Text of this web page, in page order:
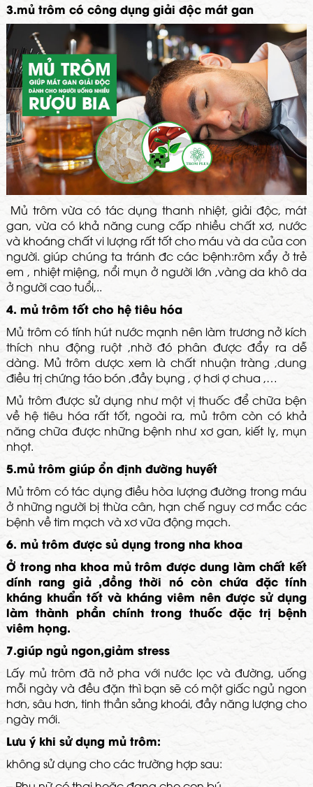
3.mủ trôm có công dụng giải độc mát gan
Mủ trôm vừa có tác dụng thanh nhiệt, giải độc, mát
gan, vừa có khả năng cung cấp nhiều chất xơ, nước
và khoáng chất vi lượng rất tốt cho máu và da của con
người. giúp chúng ta tránh đc các bệnh:rôm xẩy ở trẻ
em , nhiệt miệng, nổi mụn ở người lớn ,vàng da khô da
ở người cao tuổi,..
4. mủ trôm tốt cho hệ tiêu hóa
Mủ trôm có tính hút nước mạnh nên làm trương nở kích
thích nhu động ruột ,nhờ đó phân được đẩy ra dễ
dàng. Mủ trôm dược xem là chất nhuận tràng ,dung
điều trị chứng táo bón ,đầy bụng , ợ hơi ợ chua ,…
Mủ trôm được sử dụng như một vị thuốc để chữa bện
về hệ tiêu hóa rất tốt, ngoài ra, mủ trôm còn có khả
năng chữa được những bệnh như xơ gan, kiết lỵ, mụn
nhọt.
5.mủ trôm giúp ổn định đường huyết
Mủ trôm có tác dụng điều hòa lượng đường trong máu
ở những người bị thừa cân, hạn chế nguy cơ mắc các
bệnh về tim mạch và xơ vữa động mạch.
6. mủ trôm được sủ dụng trong nha khoa
Ở trong nha khoa mủ trôm được dung làm chất kết
dính rang giả ,đồng thời nó còn chứa đặc tính
kháng khuẩn tốt và kháng viêm nên được sử dụng
làm thành phần chính trong thuốc đặc trị bệnh
viêm họng.
7.giúp ngủ ngon,giảm stress
Lấy mủ trôm đã nở pha với nước lọc và đường, uống
mỗi ngày và đều đặn thì bạn sẽ có một giấc ngủ ngon
hơn, sâu hơn, tinh thần sảng khoái, đầy năng lượng cho
ngày mới.
Lưu ý khi sử dụng mủ trôm:
không sử dụng cho các trường hợp sau: